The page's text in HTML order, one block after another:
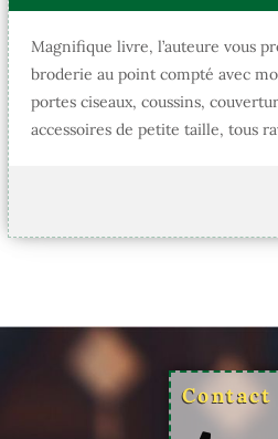
Magnifique livre, l’auteure vous
broderie au point compté avec
portes ciseaux, coussins,
accessoires de petite taille, tous
Contact